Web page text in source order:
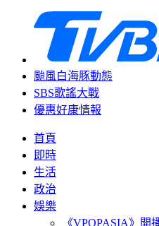
颱風白海豚動態
SBS歌謠大戰
優惠好康情報
首頁
即時
生活
政治
娛樂
《VPOPASIA》開